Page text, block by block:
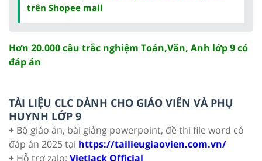
trên Shopee mall
Hơn 20.000 câu trắc nghiệm Toán,Văn, Anh lớp 9 có
đáp án
TÀI LIỆU CLC DÀNH CHO GIÁO VIÊN VÀ PHỤ
HUYNH LỚP 9
+ Bộ giáo án, bài giảng powerpoint, đề thi file word có
đáp án 2025 tại https://tailieugiaovien.com.vn/
+ Hỗ trợ zalo: VietJack Official